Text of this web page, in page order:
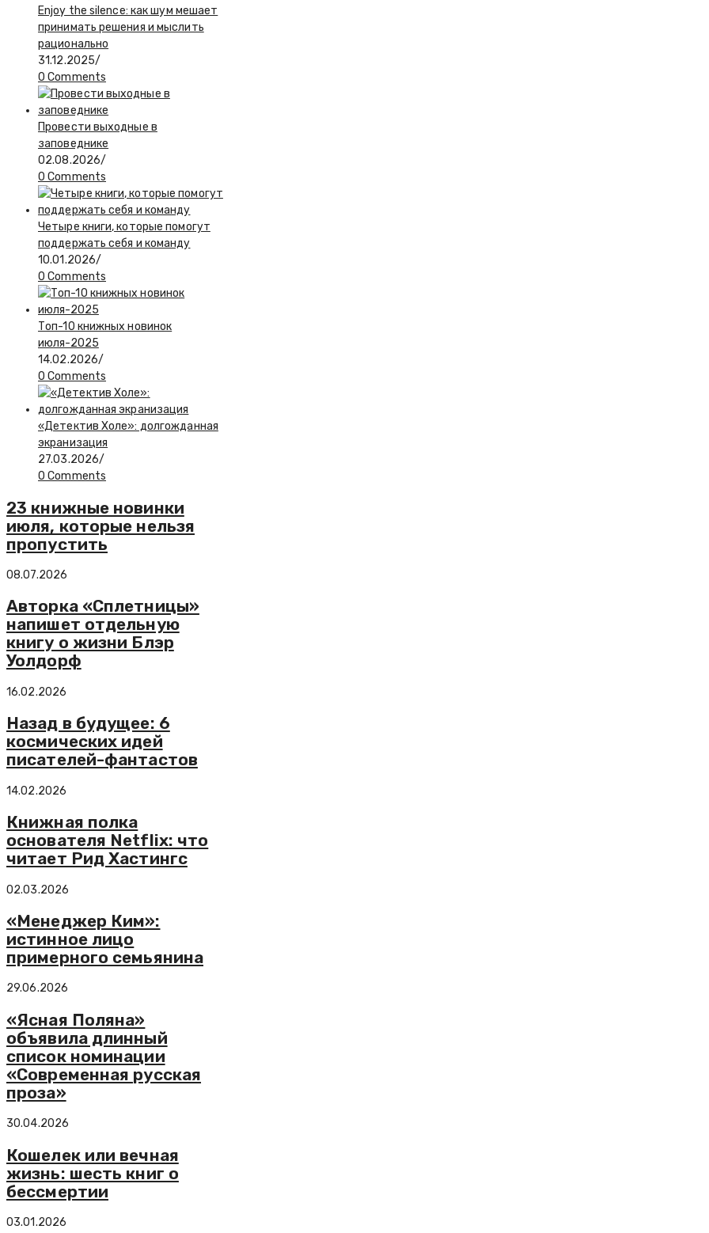
Enjoy the silence: как шум мешает
принимать решения и мыслить
рационально
31.12.2025/
0 Comments
Провести выходные в
заповеднике
02.08.2026/
0 Comments
Четыре книги, которые помогут
поддержать себя и команду
10.01.2026/
0 Comments
Топ-10 книжных новинок
июля-2025
14.02.2026/
0 Comments
«Детектив Холе»: долгожданная
экранизация
27.03.2026/
0 Comments
23 книжные новинки
июля, которые нельзя
пропустить
08.07.2026
Авторка «Сплетницы»
напишет отдельную
книгу о жизни Блэр
Уолдорф
16.02.2026
Назад в будущее: 6
космических идей
писателей-фантастов
14.02.2026
Книжная полка
основателя Netflix: что
читает Рид Хастингс
02.03.2026
«Менеджер Ким»:
истинное лицо
примерного семьянина
29.06.2026
«Ясная Поляна»
объявила длинный
список номинации
«Современная русская
проза»
30.04.2026
Кошелек или вечная
жизнь: шесть книг о
бессмертии
03.01.2026